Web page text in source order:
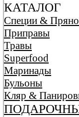
КАТАЛОГ
Специи &
Приправы
Травы
Superfood
Маринады
Бульоны
Кляр &